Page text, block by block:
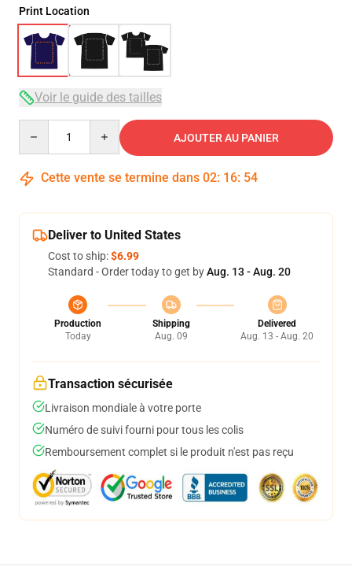
Print Location
Voir le guide des tailles
AJOUTER AU PANIER
Cette vente se termine dans 02: 16: 54
Deliver to United States
Cost to ship:$6.99
Standard - Order today to get byAug. 13 - Aug. 20
Production
Today
Shipping
Aug. 09
Delivered
Aug. 13 - Aug. 20
Transaction sécurisée
Livraison mondiale à votre porte
Numéro de suivi fourni pour tous les colis
Remboursement complet si le produit n'est pas reçu